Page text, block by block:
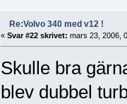
Re:Volvo 340 med v12 !
« Svar #22 skrivet: mars 23, 2006,
Skulle bra
blev dubbel